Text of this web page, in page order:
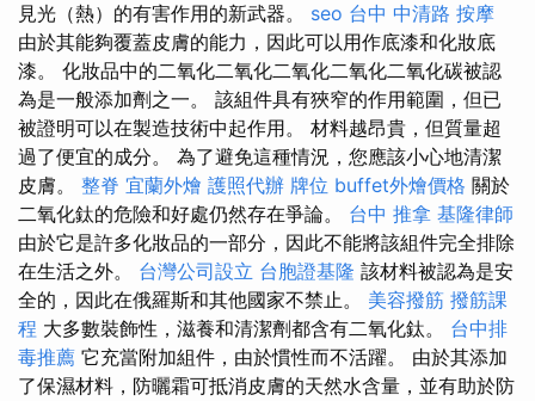
見光（熱）的有害作用的新武器。 seo 台中 中清路 按摩
由於其能夠覆蓋皮膚的能力，因此可以用作底漆和化妝底
漆。 化妝品中的二氧化二氧化二氧化二氧化二氧化碳被認
為是一般添加劑之一。 該組件具有狹窄的作用範圍，但已
被證明可以在製造技術中起作用。 材料越昂貴，但質量超
過了便宜的成分。 為了避免這種情況，您應該小心地清潔
皮膚。 整脊 宜蘭外燴 護照代辦 牌位 buffet外燴價格 關於
二氧化鈦的危險和好處仍然存在爭論。 台中 推拿 基隆律師
由於它是許多化妝品的一部分，因此不能將該組件完全排除
在生活之外。 台灣公司設立 台胞證基隆 該材料被認為是安
全的，因此在俄羅斯和其他國家不禁止。 美容撥筋 撥筋課
程 大多數裝飾性，滋養和清潔劑都含有二氧化鈦。 台中排
毒推薦 它充當附加組件，由於慣性而不活躍。 由於其添加
了保濕材料，防曬霜可抵消皮膚的天然水含量，並有助於防